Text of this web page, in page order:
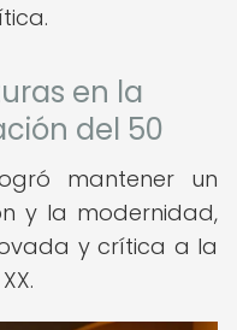
en la
del 50
mantener un
y la modernidad,
y crítica a la